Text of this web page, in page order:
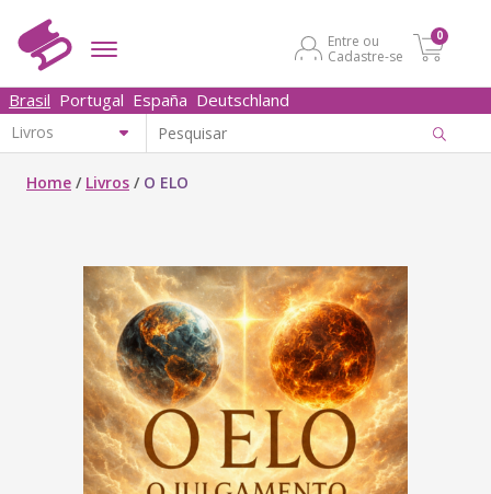
Entre ou
Cadastre-se
0
Brasil Portugal España Deutschland
Home / Livros / O ELO